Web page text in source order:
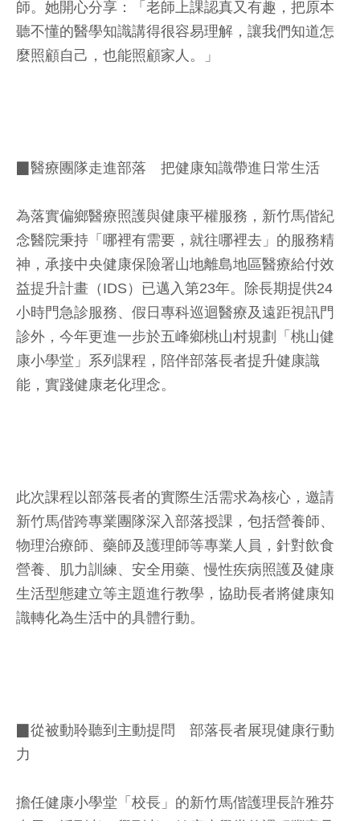
師。她開心分享：「老師上課認真又有趣，把原本
聽不懂的醫學知識講得很容易理解，讓我們知道怎
麼照顧自己，也能照顧家人。」
▉醫療團隊走進部落 把健康知識帶進日常生活
為落實偏鄉醫療照護與健康平權服務，新竹馬偕紀
念醫院秉持「哪裡有需要，就往哪裡去」的服務精
神，承接中央健康保險署山地離島地區醫療給付效
益提升計畫（IDS）已邁入第23年。除長期提供24
小時門急診服務、假日專科巡迴醫療及遠距視訊門
診外，今年更進一步於五峰鄉桃山村規劃「桃山健
康小學堂」系列課程，陪伴部落長者提升健康識
能，實踐健康老化理念。
此次課程以部落長者的實際生活需求為核心，邀請
新竹馬偕跨專業團隊深入部落授課，包括營養師、
物理治療師、藥師及護理師等專業人員，針對飲食
營養、肌力訓練、安全用藥、慢性疾病照護及健康
生活型態建立等主題進行教學，協助長者將健康知
識轉化為生活中的具體行動。
▉從被動聆聽到主動提問 部落長者展現健康行動
力
擔任健康小學堂「校長」的新竹馬偕護理長許雅芬